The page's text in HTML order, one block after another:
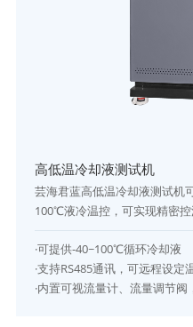
高低温冷却液测试机
芸海君蓝高低温冷却液测试机
100℃液冷温控，可实现精密
统高性能设备。
·可提供-40~100℃循环冷却液
·支持RS485通讯，可远程设定
·内置可视流量计、流量调节